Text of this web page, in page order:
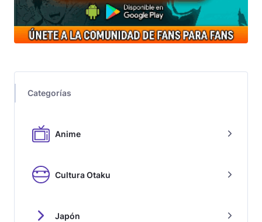
Categorías
Anime
Cultura Otaku
Japón